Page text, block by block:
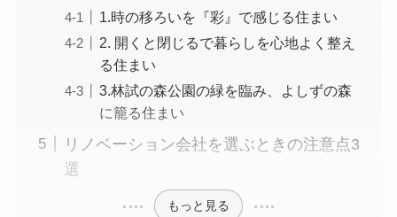
1.時の移ろいを『彩』で感じる住まい
2. 開くと閉じるで暮らしを心地よく整え
る住まい
3.林試の森公園の緑を臨み、よしずの森
に籠る住まい
リノベーション会社を選ぶときの注意点3
選
もっと見る